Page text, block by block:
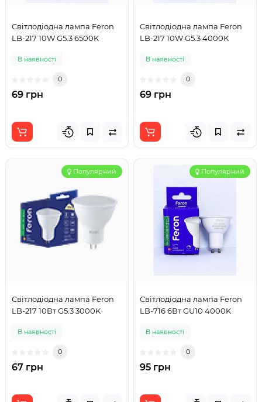
Світлодіодна лампа Feron
LB-217 10W G5.3 6500K
В наявності
0
69 грн
Світлодіодна лампа Feron
LB-217 10W G5.3 4000K
В наявності
0
69 грн
Популярний
Світлодіодна лампа Feron
LB-217 10Вт G5.3 3000K
В наявності
0
67 грн
Популярний
Світлодіодна лампа Feron
LB-716 6Вт GU10 4000K
В наявності
0
95 грн